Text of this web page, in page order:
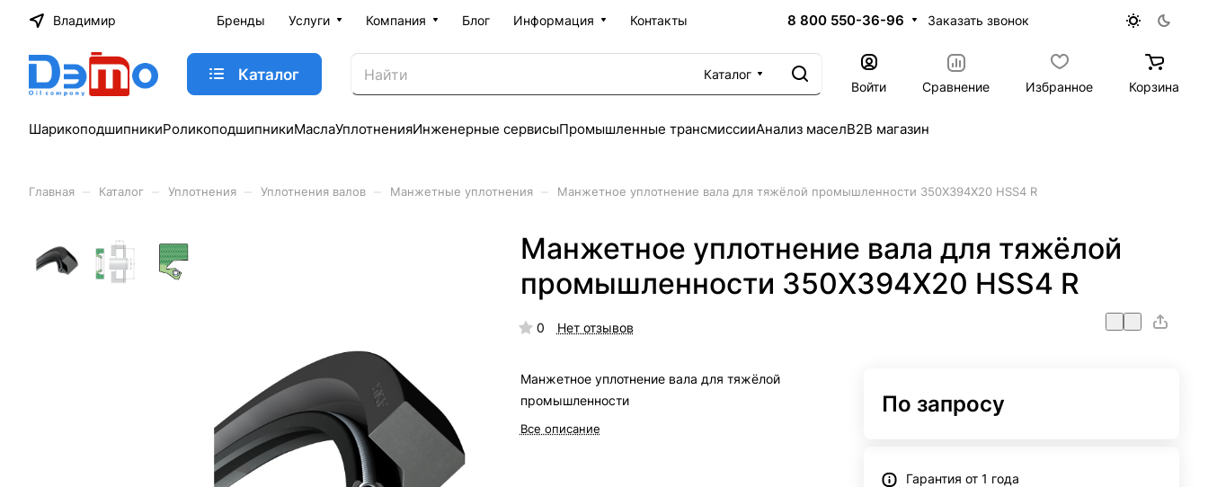
Владимир Бренды Услуги Компания Блог Информация Контакты 8 800 550-36-96 Заказать звонок
Каталог
Каталог
Войти
Сравнение Избранное Корзина
ШарикоподшипникиРоликоподшипникиМаслаУплотненияИнженерные сервисыПромышленные трансмиссииАнализ маселB2B магазин
Главная Каталог Уплотнения Уплотнения валов Манжетные уплотнения Манжетное уплотнение вала для тяжёлой промышленности 350X394X20 HSS4 R
Манжетное уплотнение вала для тяжёлой
промышленности 350X394X20 HSS4 R
0 Нет отзывов
Манжетное уплотнение вала для тяжёлой
промышленности
Все описание
По запросу
Гарантия от 1 года